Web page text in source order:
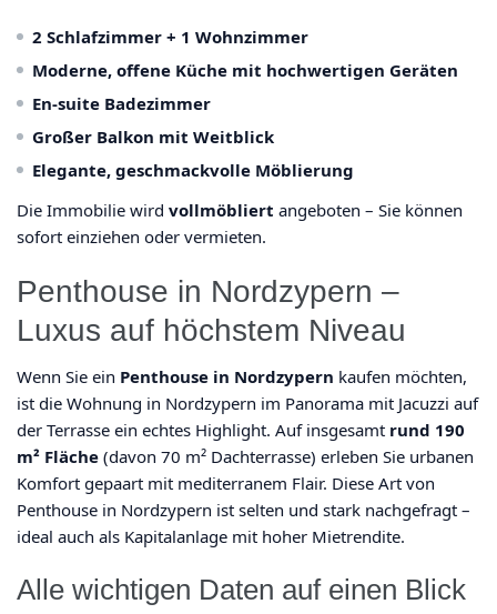
2 Schlafzimmer + 1 Wohnzimmer
Moderne, offene Küche mit hochwertigen Geräten
En-suite Badezimmer
Großer Balkon mit Weitblick
Elegante, geschmackvolle Möblierung
Die Immobilie wird vollmöbliert angeboten – Sie können
sofort einziehen oder vermieten.
Penthouse in Nordzypern –
Luxus auf höchstem Niveau
Wenn Sie ein Penthouse in Nordzypern kaufen möchten,
ist die Wohnung in Nordzypern im Panorama mit Jacuzzi auf
der Terrasse ein echtes Highlight. Auf insgesamt rund 190
m² Fläche (davon 70 m² Dachterrasse) erleben Sie urbanen
Komfort gepaart mit mediterranem Flair. Diese Art von
Penthouse in Nordzypern ist selten und stark nachgefragt –
ideal auch als Kapitalanlage mit hoher Mietrendite.
Alle wichtigen Daten auf einen Blick